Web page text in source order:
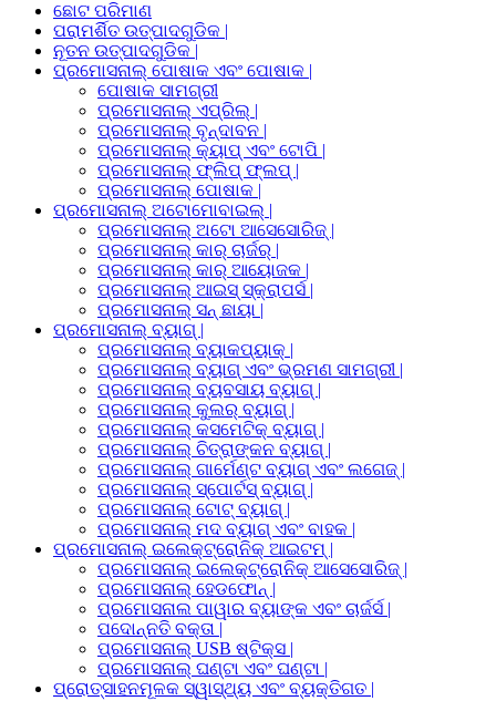
ଛୋଟ ପରିମାଣ
ପରାମର୍ଶିତ ଉତ୍ପାଦଗୁଡିକ |
ନୂତନ ଉତ୍ପାଦଗୁଡିକ |
ପ୍ରମୋସନାଲ୍ ପୋଷାକ ଏବଂ ପୋଷାକ |
ପୋଷାକ ସାମଗ୍ରୀ
ପ୍ରମୋସନାଲ୍ ଏପ୍ରିଲ୍ |
ପ୍ରମୋସନାଲ୍ ବୃନ୍ଦାବନ |
ପ୍ରମୋସନାଲ୍ କ୍ୟାପ୍ ଏବଂ ଟୋପି |
ପ୍ରମୋସନାଲ୍ ଫ୍ଲିପ୍ ଫ୍ଲପ୍ |
ପ୍ରମୋସନାଲ୍ ପୋଷାକ |
ପ୍ରମୋସନାଲ୍ ଅଟୋମୋବାଇଲ୍ |
ପ୍ରମୋସନାଲ୍ ଅଟୋ ଆସେସୋରିଜ୍ |
ପ୍ରମୋସନାଲ୍ କାର୍ ଚାର୍ଜର୍ |
ପ୍ରମୋସନାଲ୍ କାର୍ ଆୟୋଜକ |
ପ୍ରମୋସନାଲ୍ ଆଇସ୍ ସ୍କ୍ରାପର୍ସ |
ପ୍ରମୋସନାଲ୍ ସନ୍ ଛାୟା |
ପ୍ରମୋସନାଲ୍ ବ୍ୟାଗ୍ |
ପ୍ରମୋସନାଲ୍ ବ୍ୟାକପ୍ୟାକ୍ |
ପ୍ରମୋସନାଲ୍ ବ୍ୟାଗ୍ ଏବଂ ଭ୍ରମଣ ସାମଗ୍ରୀ |
ପ୍ରମୋସନାଲ୍ ବ୍ୟବସାୟ ବ୍ୟାଗ୍ |
ପ୍ରମୋସନାଲ୍ କୁଲର୍ ବ୍ୟାଗ୍ |
ପ୍ରମୋସନାଲ୍ କସମେଟିକ୍ ବ୍ୟାଗ୍ |
ପ୍ରମୋସନାଲ୍ ଚିତ୍ରାଙ୍କନ ବ୍ୟାଗ୍ |
ପ୍ରମୋସନାଲ୍ ଗାର୍ମେଣ୍ଟ ବ୍ୟାଗ୍ ଏବଂ ଲଗେଜ୍ |
ପ୍ରମୋସନାଲ୍ ସ୍ପୋର୍ଟସ୍ ବ୍ୟାଗ୍ |
ପ୍ରମୋସନାଲ୍ ଟୋଟ୍ ବ୍ୟାଗ୍ |
ପ୍ରମୋସନାଲ୍ ମଦ ବ୍ୟାଗ୍ ଏବଂ ବାହକ |
ପ୍ରମୋସନାଲ୍ ଇଲେକ୍ଟ୍ରୋନିକ୍ ଆଇଟମ୍ |
ପ୍ରମୋସନାଲ୍ ଇଲେକ୍ଟ୍ରୋନିକ୍ ଆସେସୋରିଜ୍ |
ପ୍ରମୋସନାଲ୍ ହେଡଫୋନ୍ |
ପ୍ରମୋସନାଲ ପାୱାର ବ୍ୟାଙ୍କ ଏବଂ ଚାର୍ଜର୍ସ |
ପଦୋନ୍ନତି ବକ୍ତା |
ପ୍ରମୋସନାଲ୍ USB ଷ୍ଟିକ୍ସ |
ପ୍ରମୋସନାଲ୍ ଘଣ୍ଟା ଏବଂ ଘଣ୍ଟା |
ପ୍ରୋତ୍ସାହନମୂଳକ ସ୍ୱାସ୍ଥ୍ୟ ଏବଂ ବ୍ୟକ୍ତିଗତ |